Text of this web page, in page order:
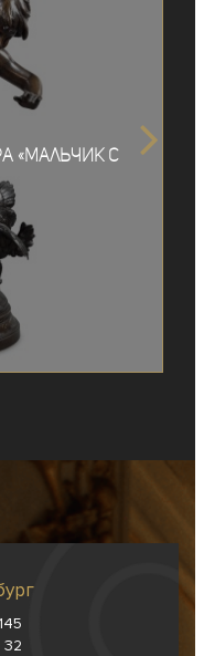
«Мальчик с
32